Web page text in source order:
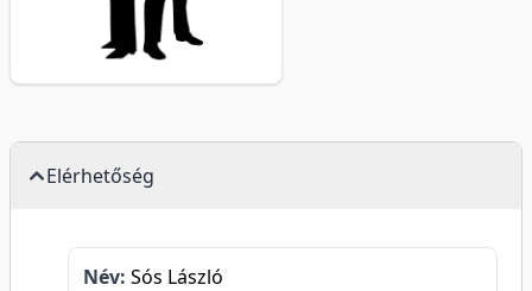
Elérhetőség
Név: Sós László